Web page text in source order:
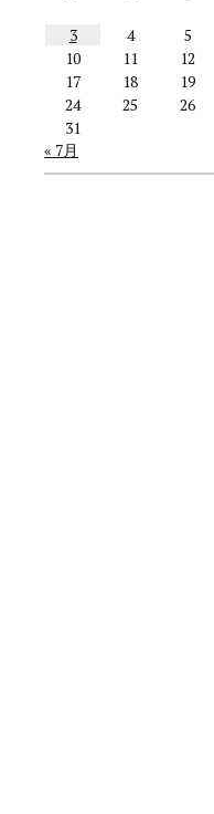
3
4 5
10
11 12
17
18 19
24
25 26
31
« 7月